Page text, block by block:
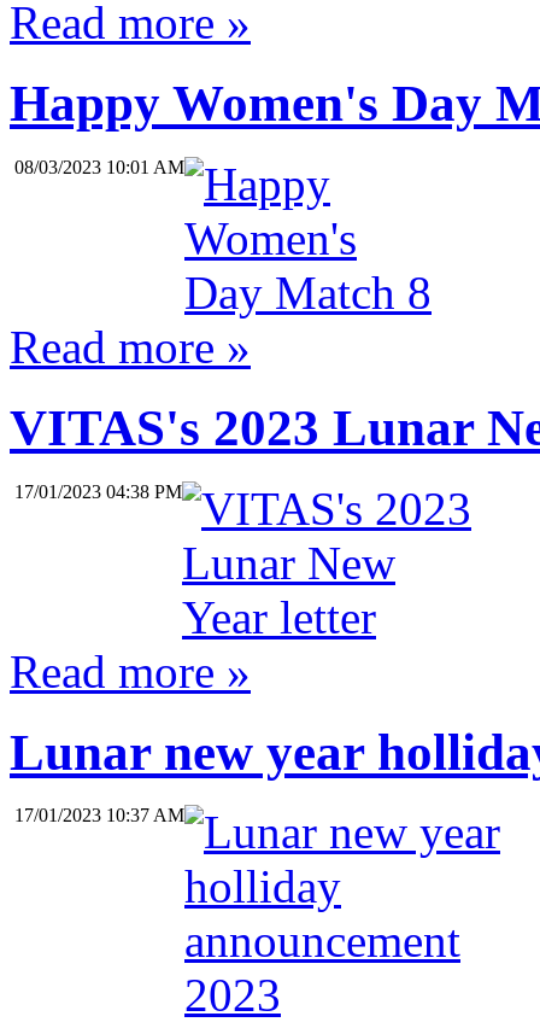
Read more »
Happy Women's Day
08/03/2023 10:01 AM
Read more »
VITAS's 2023 Lunar
17/01/2023 04:38 PM
Read more »
Lunar new year
17/01/2023 10:37 AM